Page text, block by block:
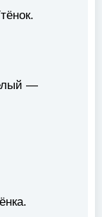
—